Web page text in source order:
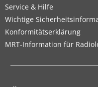
Service & Hilfe
Wichtige
Konformitätserklärung
MRT-Information für